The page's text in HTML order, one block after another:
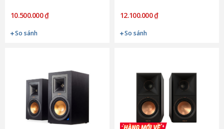
10.500.000 ₫
So sánh
12.100.000 ₫
So sánh